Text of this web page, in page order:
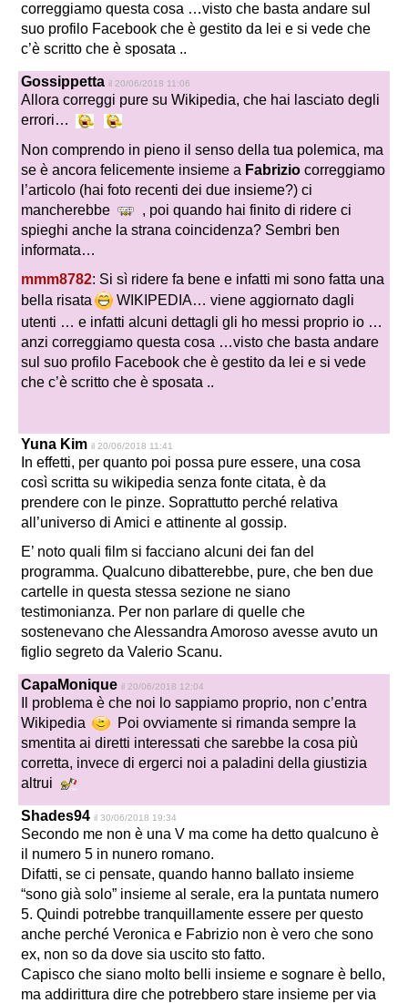
correggiamo questa cosa …visto che basta andare sul
suo profilo Facebook che è gestito da lei e si vede che
c’è scritto che è sposata ..
Gossippetta il 20/06/2018 11:06
Allora correggi pure su Wikipedia, che hai lasciato degli
errori…
Non comprendo in pieno il senso della tua polemica, ma
se è ancora felicemente insieme a Fabrizio correggiamo
l’articolo (hai foto recenti dei due insieme?) ci
mancherebbe
, poi quando hai finito di ridere ci
spieghi anche la strana coincidenza? Sembri ben
informata…
mmm8782: Si sì ridere fa bene e infatti mi sono fatta una
bella risata
WIKIPEDIA… viene aggiornato dagli
utenti … e infatti alcuni dettagli gli ho messi proprio io …
anzi correggiamo questa cosa …visto che basta andare
sul suo profilo Facebook che è gestito da lei e si vede
che c’è scritto che è sposata ..
Yuna Kim il 20/06/2018 11:41
In effetti, per quanto poi possa pure essere, una cosa
così scritta su wikipedia senza fonte citata, è da
prendere con le pinze. Soprattutto perché relativa
all’universo di Amici e attinente al gossip.
E’ noto quali film si facciano alcuni dei fan del
programma. Qualcuno dibatterebbe, pure, che ben due
cartelle in questa stessa sezione ne siano
testimonianza. Per non parlare di quelle che
sostenevano che Alessandra Amoroso avesse avuto un
figlio segreto da Valerio Scanu.
CapaMonique il 20/06/2018 12:04
Il problema è che noi lo sappiamo proprio, non c’entra
Wikipedia
Poi ovviamente si rimanda sempre la
smentita ai diretti interessati che sarebbe la cosa più
corretta, invece di ergerci noi a paladini della giustizia
altrui
Shades94 il 30/06/2018 19:34
Secondo me non è una V ma come ha detto qualcuno è
il numero 5 in nunero romano.
Difatti, se ci pensate, quando hanno ballato insieme
“sono già solo” insieme al serale, era la puntata numero
5. Quindi potrebbe tranquillamente essere per questo
anche perché Veronica e Fabrizio non è vero che sono
ex, non so da dove sia uscito sto fatto.
Capisco che siano molto belli insieme e sognare è bello,
ma addirittura dire che potrebbero stare insieme per via